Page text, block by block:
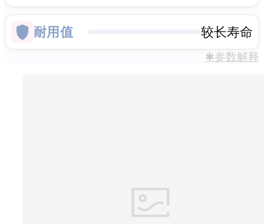
耐用值 较长寿命
✱参数解释